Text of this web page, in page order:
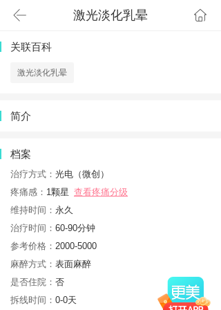
首页
激光淡化乳晕
关联百科
激光淡化乳晕
简介
档案
治疗方式： 光电（微创）
疼痛感： 1颗星 查看疼痛分级
维持时间： 永久
治疗时间： 60-90分钟
参考价格： 2000-5000
麻醉方式： 表面麻醉
是否住院： 否
拆线时间： 0-0天